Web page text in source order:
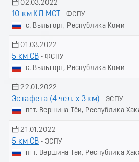
02.03.2022
10 км КЛ МСТ
- ФСПУ
с. Выльгорт, Республика Коми
01.03.2022
5 км СВ - ФСПУ
с. Выльгорт, Республика Коми
22.01.2022
Эстафета (4 чел. х 3 км) - ЭСПУ
пгт. Вершина Тёи, Республика
21.01.2022
5 км СВ - ЭСПУ
пгт. Вершина Тёи, Республика